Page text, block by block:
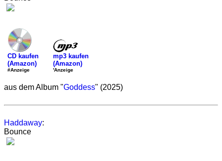
CD kaufen
(Amazon)
#Anzeige
mp3 kaufen
(Amazon)
'Anzeige
aus dem Album "Goddess" (2025)
Haddaway:
Bounce